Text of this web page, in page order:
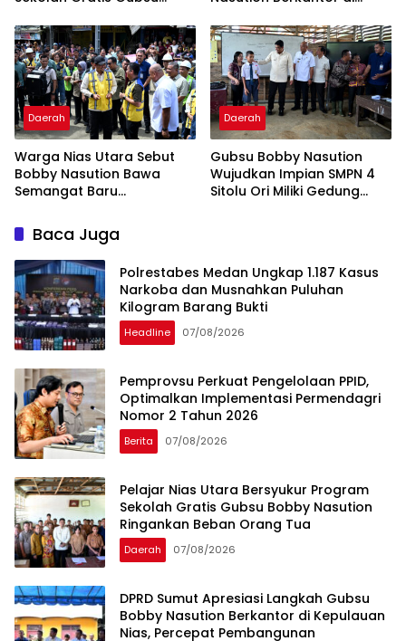
Beban Orang Tua
Pembangunan
Daerah
Warga Nias Utara Sebut
Bobby Nasution Bawa
Semangat Baru
Daerah
Gubsu Bobby Nasution
Wujudkan Impian SMPN 4
Sitolu Ori Miliki Gedung
Baca Juga
Polrestabes Medan Ungkap 1.187 Kasus
Narkoba dan Musnahkan Puluhan
Kilogram Barang Bukti
Headline 07/08/2026
Pemprovsu Perkuat Pengelolaan PPID,
Optimalkan Implementasi Permendagri
Nomor 2 Tahun 2026
Berita 07/08/2026
Pelajar Nias Utara Bersyukur Program
Sekolah Gratis Gubsu Bobby Nasution
Ringankan Beban Orang Tua
Daerah 07/08/2026
DPRD Sumut Apresiasi Langkah Gubsu
Bobby Nasution Berkantor di Kepulauan
Nias, Percepat Pembangunan